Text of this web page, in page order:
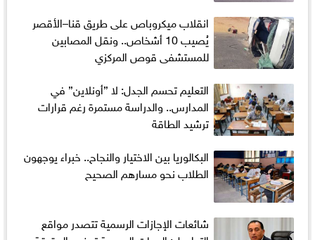
انقلاب ميكروباص على طريق قنا–الأقصر
يُصيب 10 أشخاص.. ونقل المصابين
للمستشفى قوص المركزي
التعليم تحسم الجدل: لا ”أونلاين” في
المدارس.. والدراسة مستمرة رغم قرارات
ترشيد الطاقة
البكالوريا بين الاختيار والنجاح.. خبراء يوجهون
الطلاب نحو مسارهم الصحيح
شائعات الإجازات الرسمية تتصدر مواقع